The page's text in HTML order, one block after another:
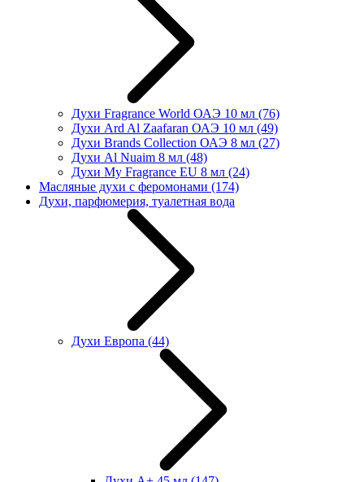
Духи Fragrance World ОАЭ 10 мл (76)
Духи Ard Al Zaafaran ОАЭ 10 мл (49)
Духи Brands Collection ОАЭ 8 мл (27)
Духи Al Nuaim 8 мл (48)
Духи My Fragrance EU 8 мл (24)
Масляные духи с феромонами (174)
Духи, парфюмерия, туалетная вода
Духи Европа (44)